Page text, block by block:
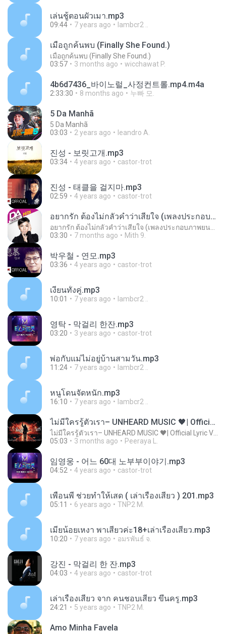
เล่นชู้ตอนผัวเมา.mp3
09:44 7 years ago lambcr2 ..
เมื่อถูกค้นพบ (Finally She Found.)
เมื่อถูกค้นพบ (Finally She Found.)
03:57
3 months ago wicchawat P.
4b6d7436_바이노럴_사정컨트롤.mp4.m4a
2:33:30 8 months ago 누빠 모.
5 Da Manhã
5 Da Manhã
03:03
2 years ago leandro A.
진성 - 보릿고개.mp3
03:34 4 years ago castor-trot
진성 - 태클을 걸지마.mp3
02:59 4 years ago castor-trot
อยากรัก ต้องไม่กลัวคำว่าเสียใจ (เพลงประกอบภาพยนตร์ รัก 7 ปี ดี 7 หน)
03:30
7 months ago Mith 9.
박우철 - 연모.mp3
03:36 4 years ago castor-trot
เงี่ยนทั้งคู่.mp3
10:01 7 years ago lambcr2 ..
영탁 - 막걸리 한잔.mp3
03:20 3 years ago castor-trot
พ่อกับแม่ไม่อยู่บ้านสามวัน.mp3
11:24 7 years ago lambcr2 ..
หนูโดนจัดหนัก.mp3
16:10 7 years ago lambcr2 ..
ไม่มีใครรู้ตัวเรา– UNHEARD MUSIC 🖤| Official Lyric Video | เพลงสู้ชีวิต
05:03
3 months ago Peeraya L.
임영웅 - 어느 60대 노부부이야기.mp3
04:52 4 years ago castor-trot
เพื่อนพี่ ช่วยทำให้เสด ( เล่าเรื่องเสียว ) 201.mp3
05:11 6 years ago TNP2 M.
เมียน้อยเหงา พาเสียวค่ะ18+เล่าเรื่องเสียว.mp3
10:20 7 years ago อมรพันธ์ จ.
강진 - 막걸리 한 잔.mp3
04:03 4 years ago castor-trot
เล่าเรื่องเสียว จาก คนชอบเสียว ขึ้นครู.mp3
24:21 5 years ago TNP2 M.
Amo Minha Favela